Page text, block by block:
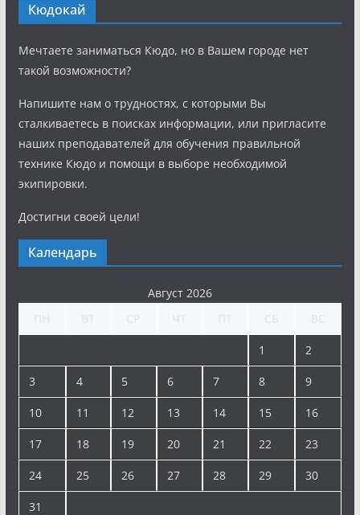
Кюдокай
Мечтаете заниматься Кюдо, но в Вашем городе нет
такой возможности?
Напишите нам о трудностях, с которыми Вы
сталкиваетесь в поисках информации, или пригласите
наших преподавателей для обучения правильной
технике Кюдо и помощи в выборе необходимой
экипировки.
Достигни своей цели!
Календарь
Август 2026
1 2
3 4 5 6 7 8 9
10 11 12 13 14 15 16
17 18 19 20 21 22 23
24 25 26 27 28 29 30
31